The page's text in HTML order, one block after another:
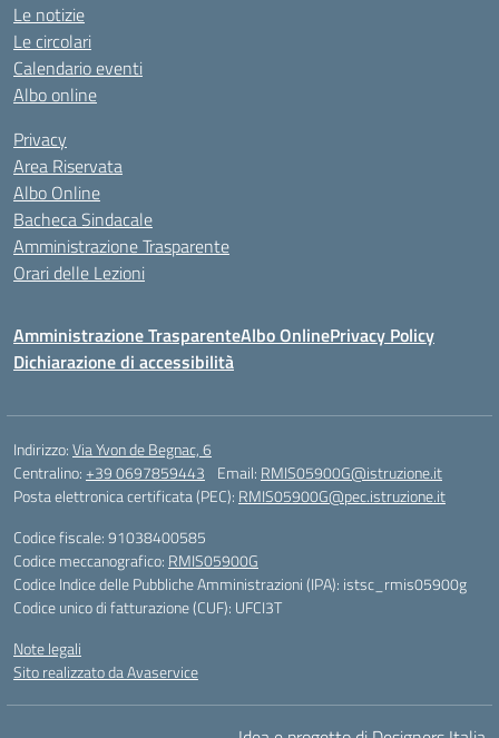
Le notizie
Le circolari
Calendario eventi
Albo online
Privacy
Area Riservata
Albo Online
Bacheca Sindacale
Amministrazione Trasparente
Orari delle Lezioni
Amministrazione TrasparenteAlbo OnlinePrivacy Policy
Dichiarazione di accessibilità
Indirizzo:Via Yvon de Begnac, 6
Centralino:+39 0697859443 Email: RMIS05900G@istruzione.it
Posta elettronica certificata (PEC): RMIS05900G@pec.istruzione.it
Codice fiscale: 91038400585
Codice meccanografico: RMIS05900G
Codice Indice delle Pubbliche Amministrazioni (IPA): istsc_rmis05900g
Codice unico di fatturazione (CUF): UFCI3T
Note legali
Sito realizzato da Avaservice